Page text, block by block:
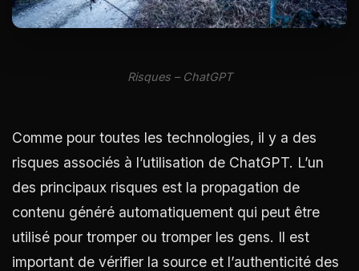
Risques – ChatGPT
Comme pour toutes les technologies, il y a des
risques associés à l’utilisation de ChatGPT. L’un
des principaux risques est la propagation de
contenu généré automatiquement qui peut être
utilisé pour tromper ou tromper les gens. Il est
important de vérifier la source et l’authenticité des